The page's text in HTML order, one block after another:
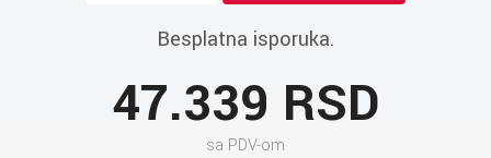
Besplatna isporuka.
47.339 RSD
sa PDV-om